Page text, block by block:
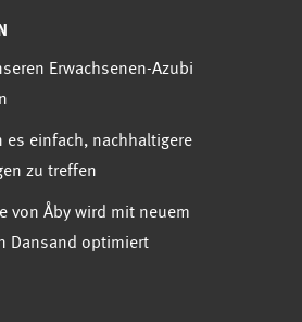
Erwachsenen-Azubi
es einfach, nachhaltigere
zu treffen
von Åby wird mit neuem
Dansand optimiert